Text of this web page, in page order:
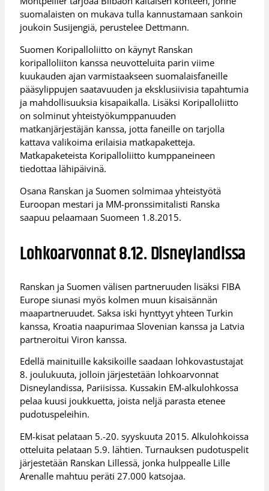
suomalaisten on mukava tulla kannustamaan sankoin
joukoin Susijengiä, perustelee Dettmann.
Suomen Koripalloliitto on käynyt Ranskan
koripalloliiton kanssa neuvotteluita parin viime
kuukauden ajan varmistaakseen suomalaisfaneille
pääsylippujen saatavuuden ja eksklusiivisia tapahtumia
ja mahdollisuuksia kisapaikalla. Lisäksi Koripalloliitto
on solminut yhteistyökumppanuuden
matkanjärjestäjän kanssa, jotta faneille on tarjolla
kattava valikoima erilaisia matkapaketteja.
Matkapaketeista Koripalloliitto kumppaneineen
tiedottaa lähipäivinä.
Osana Ranskan ja Suomen solmimaa yhteistyötä
Euroopan mestari ja MM-pronssimitalisti Ranska
saapuu pelaamaan Suomeen 1.8.2015.
Lohkoarvonnat 8.12. Disneylandissa
Ranskan ja Suomen välisen partneruuden lisäksi FIBA
Europe siunasi myös kolmen muun kisaisännän
maapartneruudet. Saksa iski hynttyyt yhteen Turkin
kanssa, Kroatia naapurimaa Slovenian kanssa ja Latvia
partneroitui Viron kanssa.
Edellä mainituille kaksikoille saadaan lohkovastustajat
8. joulukuuta, jolloin järjestetään lohkoarvonnat
Disneylandissa, Pariisissa. Kussakin EM-alkulohkossa
pelaa kuusi joukkuetta, joista neljä parasta etenee
pudotuspeleihin.
EM-kisat pelataan 5.-20. syyskuuta 2015. Alkulohkoissa
otteluita pelataan 5.9. lähtien. Turnauksen pudotuspelit
järjestetään Ranskan Lillessä, jonka hulppealle Lille
Arenalle mahtuu peräti 27.000 katsojaa.